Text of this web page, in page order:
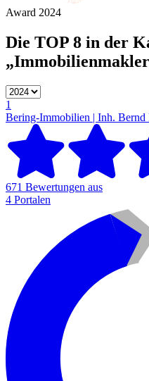
Award 2024
Die TOP 8 in der
1
Bering-Immobilien | Inh.
671 Bewertungen aus
4 Portalen